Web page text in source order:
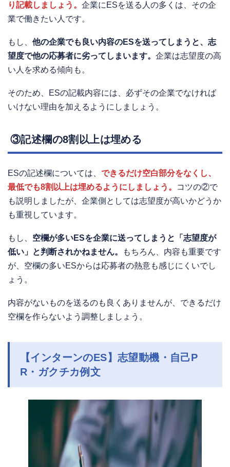
り記載しましょう。 企業にESを送る人の多くは、その企
業で働きたい人です。
もし、 他の企業でも良い内容のESを送ってしまうと、志
望度で他の応募者に劣ってしまいます。 企業は志望度の高
い人を求める傾向も。
そのため、ESの記載内容には、必ずその企業でなければ
いけない理由を加えるようにしましょう。
③記述欄の8割以上は埋める
ESの記述欄については、 できるだけ空白部分をなくし、
最低でも8割以上は埋めるようにしましょう。
コツの②で
も説明しましたが、企業側としては志望度が高いかどうか
も重視しています。
もし、 空欄が多いESを企業に送ってしまうと「志望度が
低い」と判断されかねません。
もちろん、内容も重要です
が、空欄の多いESからは応募者の熱意も感じにくいでし
ょう。
内容がないものを送るのも良くありませんが、できるだけ
空欄を作らないよう調整しましょう。
【インターンのES】志望動機・自己P
R・ガクチカ例文